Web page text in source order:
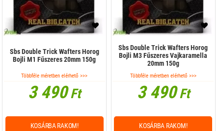
Sbs Double Trick Wafters Horog
Bojli M1 Fűszeres 20mm 150g
Többféle méretben elérhető >>>
3 490Ft
KOSÁRBA RAKOM!
Sbs Double Trick Wafters Horog
Bojli M3 Fűszeres Vajkaramella
20mm 150g
Többféle méretben elérhető >>>
3 490Ft
KOSÁRBA RAKOM!